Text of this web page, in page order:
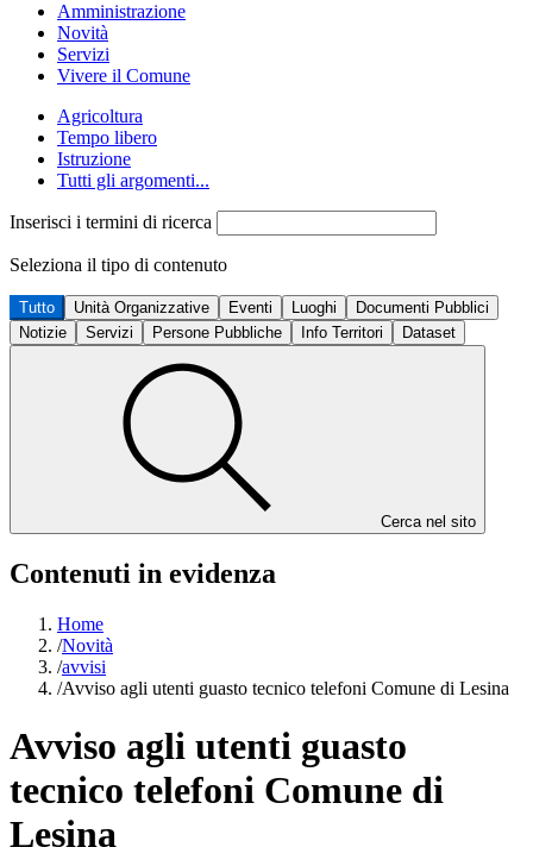
Amministrazione
Novità
Servizi
Vivere il Comune
Agricoltura
Tempo libero
Istruzione
Tutti gli argomenti...
Inserisci i termini di ricerca
Seleziona il tipo di contenuto
Tutto Unità Organizzative Eventi Luoghi
Documenti Pubblici
Notizie
Servizi Persone Pubbliche Info Territori Dataset
Cerca nel sito
Contenuti in evidenza
Home
/Novità
/avvisi
/Avviso agli utenti guasto tecnico telefoni Comune di Lesina
Avviso agli utenti guasto
tecnico telefoni Comune di
Lesina